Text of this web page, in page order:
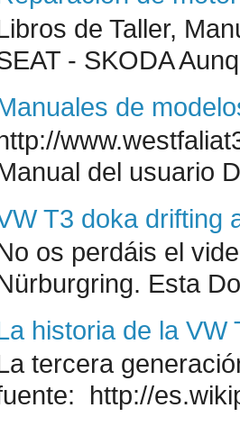
de Taller,
- SKODA
de
del usuario
T3 doka drifting
os perdáis el
Esta
historia de la
tercera
http://